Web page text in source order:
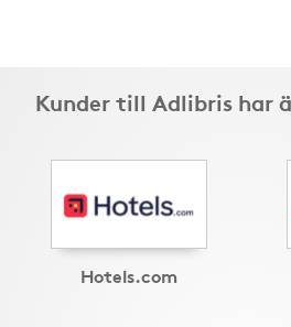
Kunder till Adlibris har
Hotels.com